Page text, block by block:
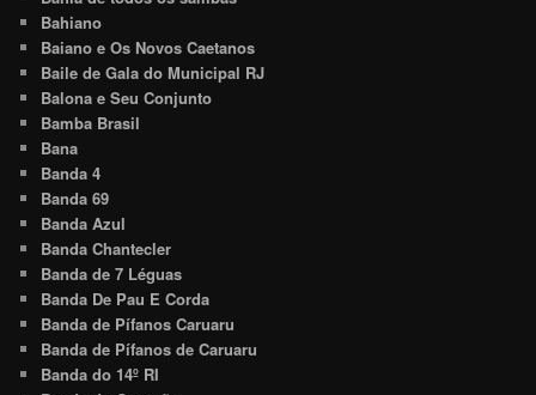
Bahiano
Baiano e Os Novos Caetanos
Baile de Gala do Municipal RJ
Balona e Seu Conjunto
Bamba Brasil
Bana
Banda 4
Banda 69
Banda Azul
Banda Chantecler
Banda de 7 Léguas
Banda De Pau E Corda
Banda de Pífanos Caruaru
Banda de Pífanos de Caruaru
Banda do 14º RI